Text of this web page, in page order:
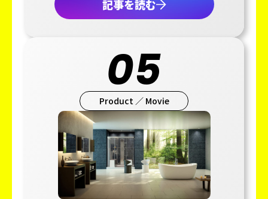
記事を読む
05
Product ／ Movie